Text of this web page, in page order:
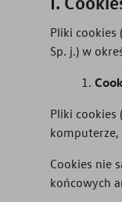
Pliki cookies
Sp. j.) w
Pliki cookies
komputerze,
Cookies nie
końcowych